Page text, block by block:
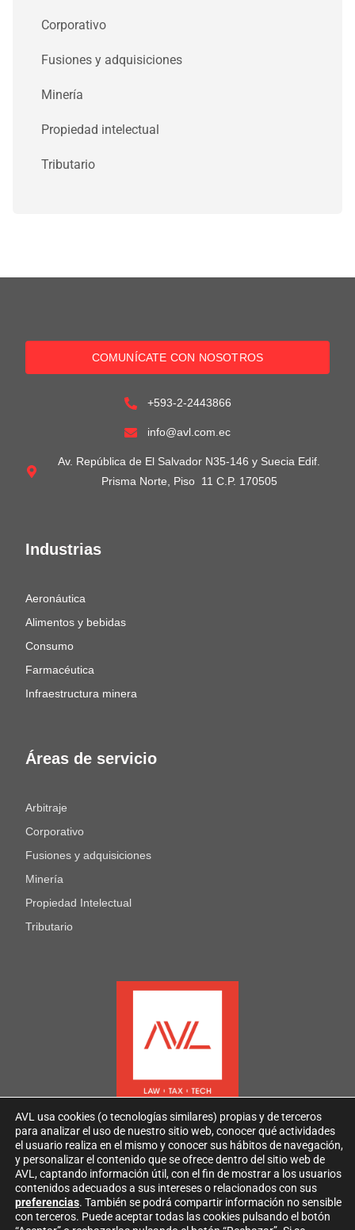
Corporativo
Fusiones y adquisiciones
Minería
Propiedad intelectual
Tributario
2026 AVL Todos los derechos reservados
Áreas de servicio
Arbitraje
Corporativo
Fusiones y adquisiciones
Minería
Propiedad Intelectual
Tributario
Industrias
Aeronáutica
Alimentos y bebidas
Consumo
Farmacéutica
Infraestructura minera
COMUNÍCATE CON NOSOTROS
+593-2-2443866
info@avl.com.ec
Av. República de El Salvador N35-146 y Suecia Edif.
Prisma Norte, Piso 11 C.P. 170505
AVL usa cookies (o tecnologías similares) propias y de terceros
para analizar el uso de nuestro sitio web, conocer qué actividades
el usuario realiza en el mismo y conocer sus hábitos de navegación,
y personalizar el contenido que se ofrece dentro del sitio web de
AVL, captando información útil, con el fin de mostrar a los usuarios
contenidos adecuados a sus intereses o relacionados con sus
preferencias. También se podrá compartir información no sensible
con terceros. Puede aceptar todas las cookies pulsando el botón